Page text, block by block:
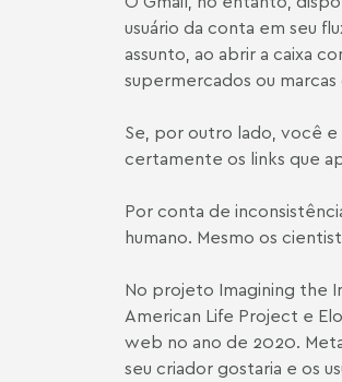
usuário da conta em seu
assunto, ao abrir a caixa
supermercados ou marcas
Se, por outro lado, você e
certamente os links que
Por conta de
humano. Mesmo os
No projeto Imagining the
American Life Project e
web no ano de 2020.
seu criador gostaria e os